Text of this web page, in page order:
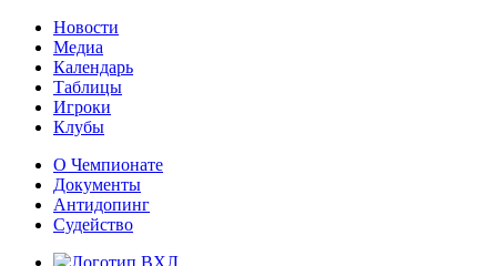
Новости
Медиа
Календарь
Таблицы
Игроки
Клубы
О Чемпионате
Документы
Антидопинг
Судейство